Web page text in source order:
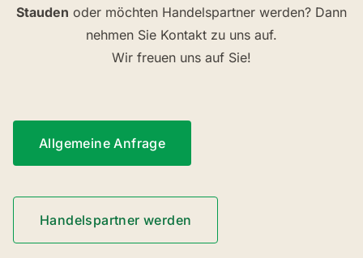
Stauden oder möchten Handelspartner werden? Dann
nehmen Sie Kontakt zu uns auf.
Wir freuen uns auf Sie!
Allgemeine Anfrage
Handelspartner werden